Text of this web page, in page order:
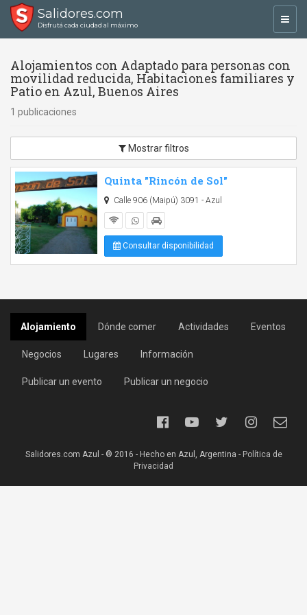
Salidores.com
Disfrutá cada ciudad al máximo
Alojamientos con Adaptado para personas con
movilidad reducida, Habitaciones familiares y
Patio en Azul, Buenos Aires
1 publicaciones
Mostrar filtros
Quinta "Rincón de Sol"
Calle 906 (Maipú) 3091 - Azul
Consultar disponibilidad
Alojamiento Dónde comer Actividades Eventos
Negocios Lugares Información
Publicar un evento Publicar un negocio
Salidores.com Azul - ® 2016 - Hecho en Azul, Argentina - Política de
Privacidad